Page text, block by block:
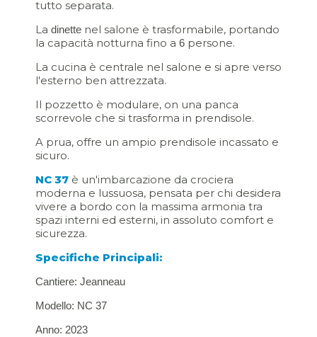
tutto separata.
La dinette nel salone è trasformabile, portando
la capacità notturna fino a 6 persone.
La cucina è centrale nel salone e si apre verso
l'esterno ben attrezzata.
Il pozzetto è modulare, on una panca
scorrevole che si trasforma in prendisole.
A prua, offre un ampio prendisole incassato e
sicuro.
NC 37 è un'imbarcazione da crociera
moderna e lussuosa, pensata per chi desidera
vivere a bordo con la massima armonia tra
spazi interni ed esterni, in assoluto comfort e
sicurezza.
Specifiche Principali:
Cantiere: Jeanneau
Modello: NC 37
Anno: 2023